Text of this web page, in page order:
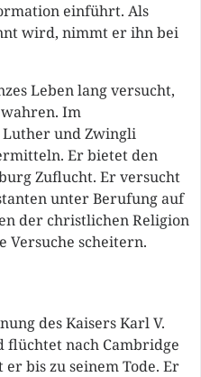
einführt. Als
wird, nimmt er ihn bei
Leben lang versucht,
Im
Luther und Zwingli
Er bietet den
Zuflucht. Er versucht
unter Berufung auf
der christlichen Religion
Versuche scheitern.
des Kaisers Karl V.
flüchtet nach Cambridge
bis zu seinem Tode. Er